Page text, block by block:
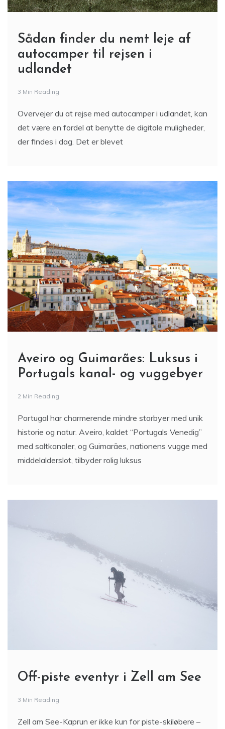
Sådan finder du nemt leje af
autocamper til rejsen i
udlandet
3 Min Reading
Overvejer du at rejse med autocamper i udlandet, kan
det være en fordel at benytte de digitale muligheder,
der findes i dag. Det er blevet
Aveiro og Guimarães: Luksus i
Portugals kanal- og vuggebyer
2 Min Reading
Portugal har charmerende mindre storbyer med unik
historie og natur. Aveiro, kaldet “Portugals Venedig”
med saltkanaler, og Guimarães, nationens vugge med
middelalderslot, tilbyder rolig luksus
Off-piste eventyr i Zell am See
3 Min Reading
Zell am See-Kaprun er ikke kun for piste-skiløbere –